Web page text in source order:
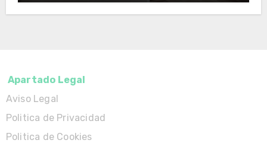
Apartado Legal
Aviso Legal
Politica de Privacidad
Politica de Cookies